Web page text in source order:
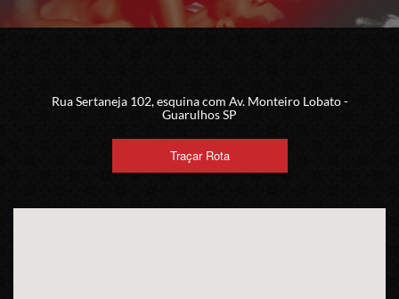
Rua Sertaneja 102, esquina com Av. Monteiro Lobato -
Guarulhos SP
Traçar Rota